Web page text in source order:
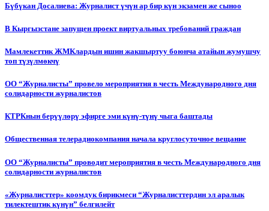
Бүбүкан Досалиева: Журналист үчүн ар бир күн экзамен же сыноо
В Кыргызстане запущен проект виртуальных требований граждан
Мамлекеттик ЖМКлардын ишин жакшыртуу боюнча атайын жумушчу
топ түзүлмөкчү
ОО “Журналисты” провело мероприятия в честь Международного дня
солидарности журналистов
КТРКнын берүүлөрү эфирге эми күнү-түнү чыга баштады
Общественная телерадиокомпания начала круглосуточное вещание
ОО “Журналисты” проводит мероприятия в честь Международного дня
солидарности журналистов
«Журналисттер» коомдук бирикмеси “Журналисттердин эл аралык
тилектештик күнүн” белгилейт